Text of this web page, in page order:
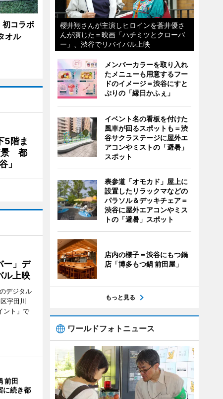
コラボ
オル
5階ま
景 都
」
ー」デ
ル上映
デジタル
宇田川
ント」で
前田
続き都
櫻井翔さんが主演しヒロインを蒼井優さ
んが演じた＝映画「ハチミツとクローバ
ー」、渋谷でリバイバル上映
メンバーカラーを取り入れ
たメニューも用意するフー
ドのイメージ＝渋谷にすと
ぷりの「縁日かふぇ」
イベント名の看板を付けた
風車が回るスポットも＝渋
谷サクラステージに屋外エ
アコンやミストの「避暑」
スポット
表参道「オモカド」屋上に
設置したリラックマなどの
パラソル＆デッキチェア＝
渋谷に屋外エアコンやミス
トの「避暑」スポット
店内の様子＝渋谷にもつ鍋
店「博多もつ鍋 前田屋」
もっと見る
ワールドフォトニュース